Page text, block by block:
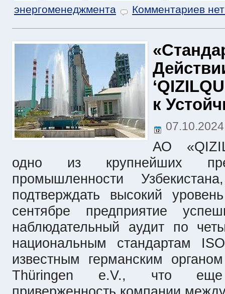
энергоменеджмента
Комментариев
к
АО
одно из крупнейших
промышленности
подтверждать высокий
сентябре предприятие
наблюдательный аудит по
национальным стандартам
известным германским
Thüringen e.V., что еще